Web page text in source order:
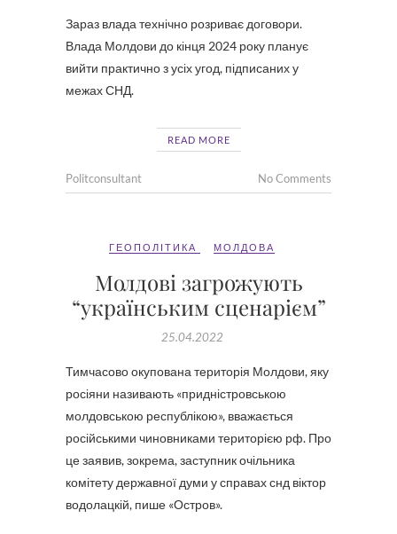
Зараз влада технічно розриває договори.
Влада Молдови до кінця 2024 року планує
вийти практично з усіх угод, підписаних у
межах СНД.
READ MORE
Politconsultant No Comments
ГЕОПОЛІТИКА МОЛДОВА
Молдові загрожують
“українським сценарієм”
25.04.2022
Тимчасово окупована територія Молдови, яку
росіяни називають «придністровською
молдовською республікою», вважається
російськими чиновниками територією рф. Про
це заявив, зокрема, заступник очільника
комітету державної думи у справах снд віктор
водолацкій, пише «Остров».